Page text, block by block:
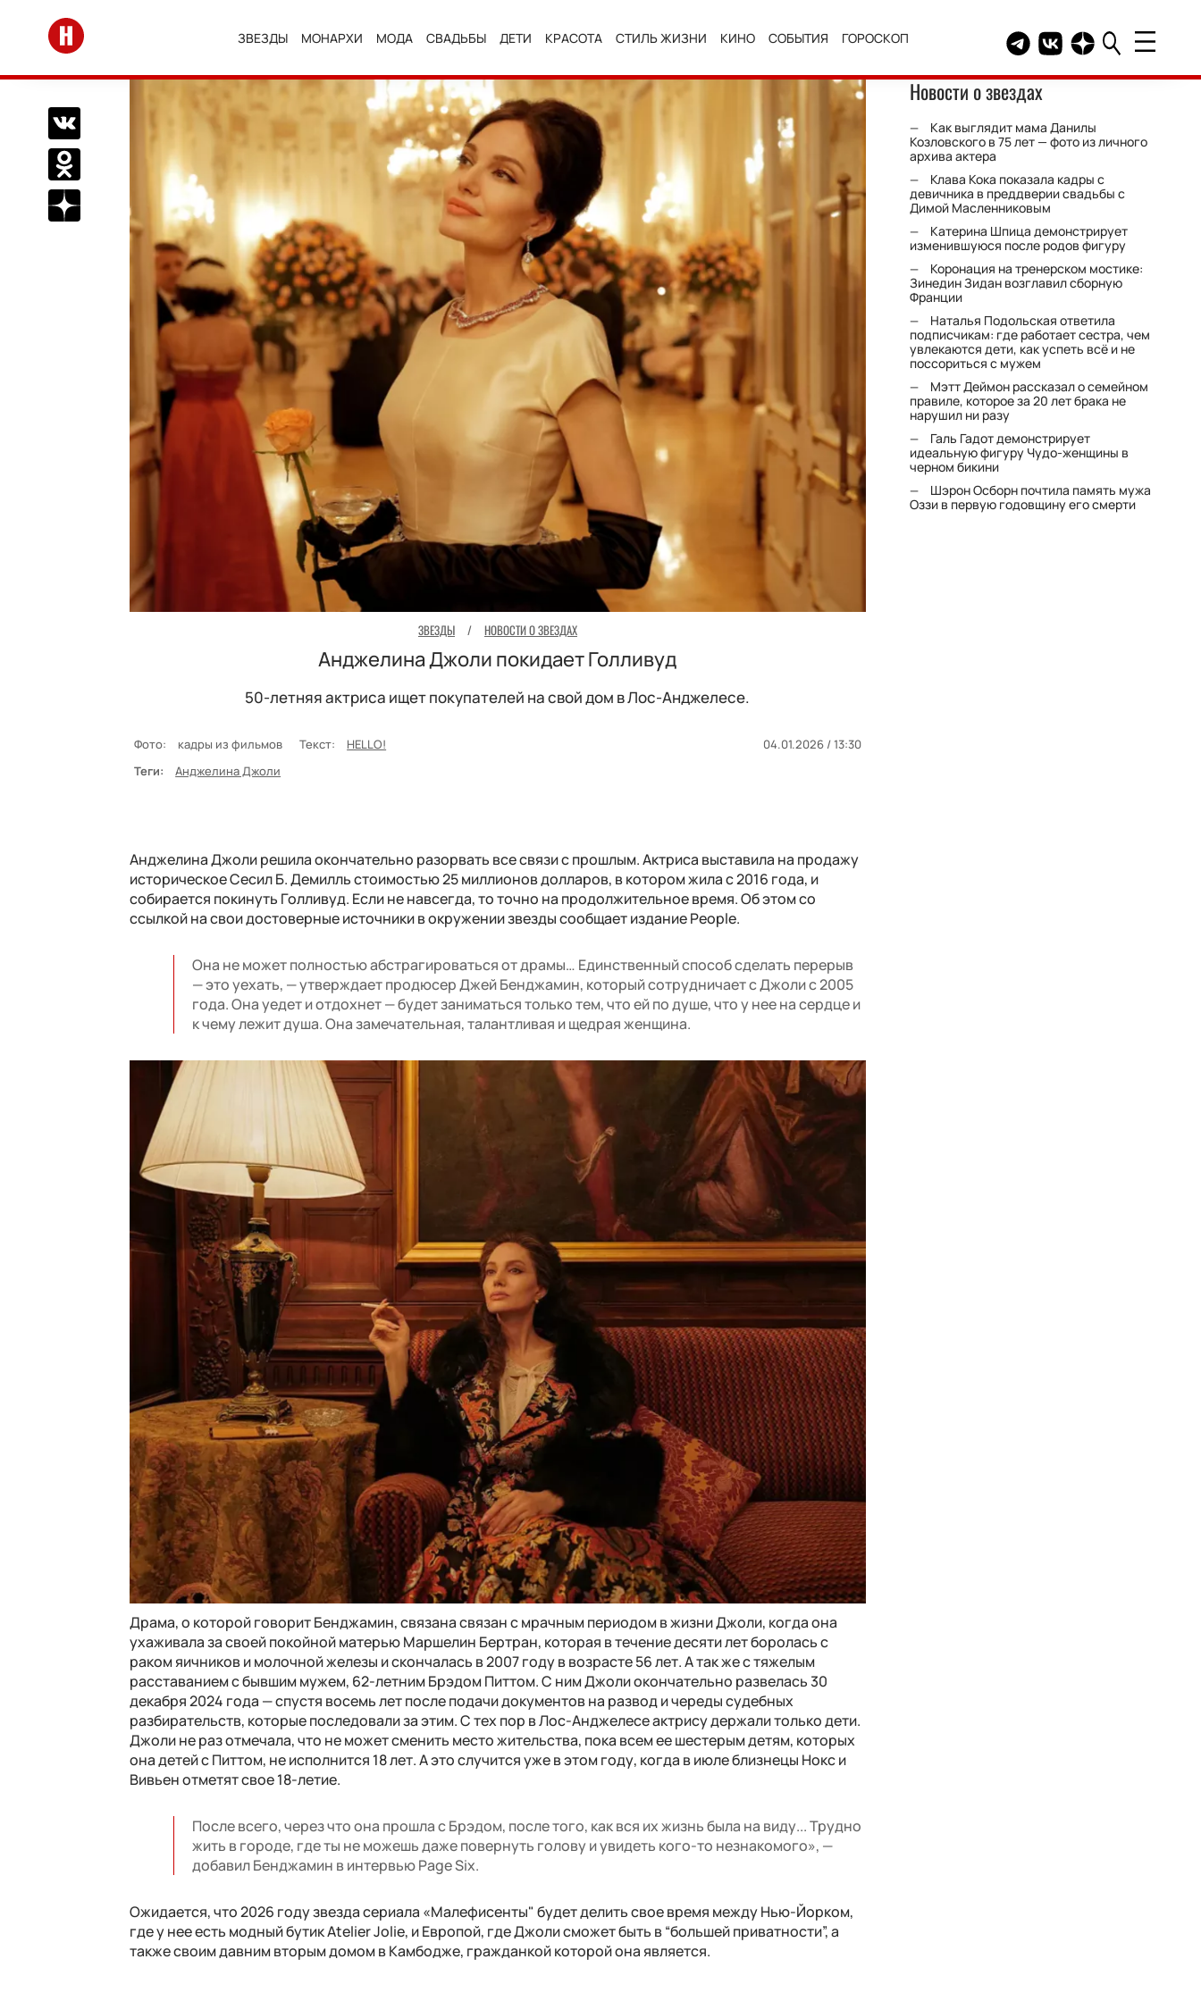
Перейти на главную
ЗВЕЗДЫ МОНАРХИ МОДА СВАДЬБЫ ДЕТИ КРАСОТА СТИЛЬ ЖИЗНИ КИНО СОБЫТИЯ ГОРОСКОП Telegram канал HELLO
Группа HELLO
Канал HELLO в
Поделиться Вконтакте
Поделиться в Одноклассниках
Подписаться на нас в Дзен
ЗВЕЗДЫ / НОВОСТИ О ЗВЕЗДАХ
Анджелина Джоли покидает Голливуд
50-летняя актриса ищет покупателей на свой дом в Лос-Анджелесе.
Фото: кадры из фильмов Текст: HELLO!
04.01.2026 / 13:30
Теги:
Анджелина Джоли
Анджелина Джоли решила окончательно разорвать все связи с прошлым. Актриса выставила на продажу
историческое Сесил Б. Демилль стоимостью 25 миллионов долларов, в котором жила с 2016 года, и
собирается покинуть Голливуд. Если не навсегда, то точно на продолжительное время. Об этом со
ссылкой на свои достоверные источники в окружении звезды сообщает издание People.
Она не может полностью абстрагироваться от драмы… Единственный способ сделать перерыв
— это уехать, — утверждает продюсер Джей Бенджамин, который сотрудничает с Джоли с 2005
года. Она уедет и отдохнет — будет заниматься только тем, что ей по душе, что у нее на сердце и
к чему лежит душа. Она замечательная, талантливая и щедрая женщина.
Драма, о которой говорит Бенджамин, связана связан с мрачным периодом в жизни Джоли, когда она
ухаживала за своей покойной матерью Маршелин Бертран, которая в течение десяти лет боролась с
раком яичников и молочной железы и скончалась в 2007 году в возрасте 56 лет. А так же с тяжелым
расставанием с бывшим мужем, 62-летним Брэдом Питтом. С ним Джоли окончательно развелась 30
декабря 2024 года — спустя восемь лет после подачи документов на развод и череды судебных
разбирательств, которые последовали за этим. С тех пор в Лос-Анджелесе актрису держали только дети.
Джоли не раз отмечала, что не может сменить место жительства, пока всем ее шестерым детям, которых
она детей с Питтом, не исполнится 18 лет. А это случится уже в этом году, когда в июле близнецы Нокс и
Вивьен отметят свое 18-летие.
После всего, через что она прошла с Брэдом, после того, как вся их жизнь была на виду... Трудно
жить в городе, где ты не можешь даже повернуть голову и увидеть кого-то незнакомого», —
добавил Бенджамин в интервью Page Six.
Ожидается, что 2026 году звезда сериала «Малефисенты" будет делить свое время между Нью-Йорком,
где у нее есть модный бутик Atelier Jolie, и Европой, где Джоли сможет быть в “большей приватности”, а
также своим давним вторым домом в Камбодже, гражданкой которой она является.
Новости о звездах
Как выглядит мама Данилы
Козловского в 75 лет — фото из личного
архива актера
Клава Кока показала кадры с
девичника в преддверии свадьбы с
Димой Масленниковым
Катерина Шпица демонстрирует
изменившуюся после родов фигуру
Коронация на тренерском мостике:
Зинедин Зидан возглавил сборную
Франции
Наталья Подольская ответила
подписчикам: где работает сестра, чем
увлекаются дети, как успеть всё и не
поссориться с мужем
Мэтт Деймон рассказал о семейном
правиле, которое за 20 лет брака не
нарушил ни разу
Галь Гадот демонстрирует
идеальную фигуру Чудо-женщины в
черном бикини
Шэрон Осборн почтила память мужа
Оззи в первую годовщину его смерти